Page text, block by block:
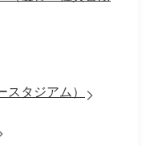
タジアム）